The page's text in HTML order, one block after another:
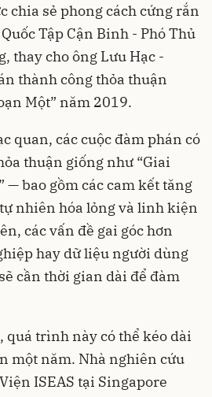
chia sẻ phong cách cứng rắn
Tập Cận Binh - Phó Thủ
thay cho ông Lưu Hạc -
thành công thỏa thuận
Một” năm 2019.
quan, các cuộc đàm phán có
thuận giống như “Giai
— bao gồm các cam kết tăng
nhiên hóa lỏng và linh kiện
các vấn đề gai góc hơn
hay dữ liệu người dùng
cần thời gian dài để đàm
quá trình này có thể kéo dài
một năm. Nhà nghiên cứu
ISEAS tại Singapore